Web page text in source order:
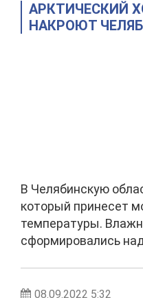
АРКТИЧЕСКИЙ
НАКРОЮТ
В Челябинскую
который принесет
температуры.
сформировались
08.09.2022 5:32